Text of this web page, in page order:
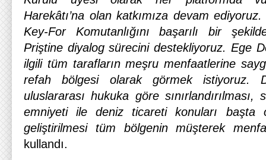
Harekâtı’na olan katkımıza devam
Key-For Komutanlığını başarılı bir
Priştine diyalog sürecini destekliyoruz. Ege
ilgili tüm tarafların meşru menfaatlerine
refah bölgesi olarak görmek istiyoruz.
uluslararası hukuka göre
emniyeti ile deniz ticareti konuları başta
geliştirilmesi tüm bölgenin müşterek
kullandı.